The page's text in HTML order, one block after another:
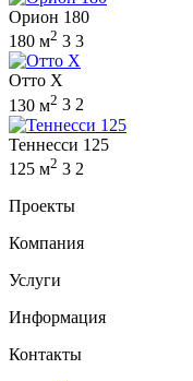
Орион 180
180 м2 3 3
Отто Х
130 м2 3 2
Теннесси 125
125 м2 3 2
Проекты
Компания
Услуги
Информация
Контакты